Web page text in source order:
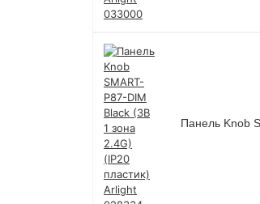
Панель Knob